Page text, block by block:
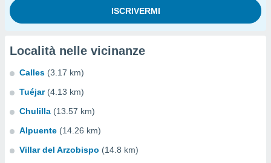
Località nelle vicinanze
Calles (3.17 km)
Tuéjar (4.13 km)
Chulilla (13.57 km)
Alpuente (14.26 km)
Villar del Arzobispo (14.8 km)